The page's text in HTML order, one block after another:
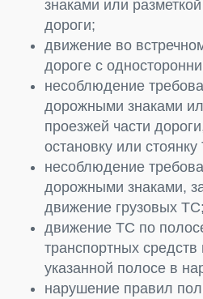
знаками или
дороги;
движение во
дороге с
несоблюдение
дорожными знаками
проезжей части
остановку или
несоблюдение
дорожными знаками,
движение грузовых ТС;
движение ТС по
транспортных средств
указанной полосе в
нарушение правил